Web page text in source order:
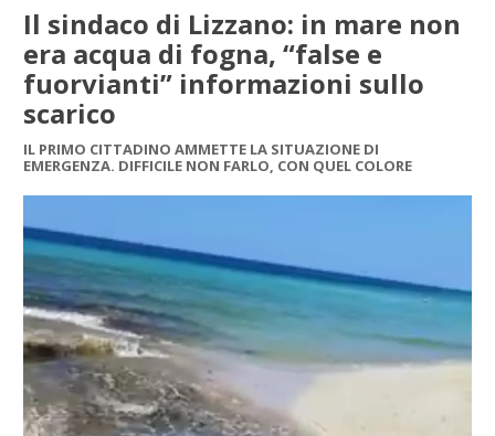
Il sindaco di Lizzano: in mare non
era acqua di fogna, “false e
fuorvianti” informazioni sullo
scarico
IL PRIMO CITTADINO AMMETTE LA SITUAZIONE DI
EMERGENZA. DIFFICILE NON FARLO, CON QUEL COLORE